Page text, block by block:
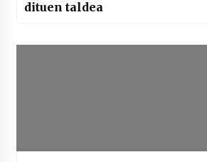
dituen taldea